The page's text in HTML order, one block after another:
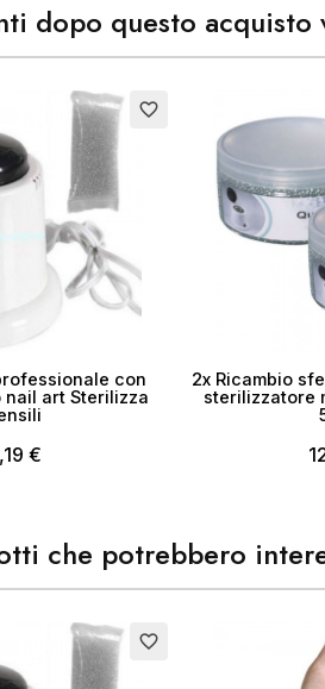
dopo questo acquisto
favorite_border
con
art Sterilizza
€
2x Ricambio
sterilizzatore
che potrebbero
favorite_border